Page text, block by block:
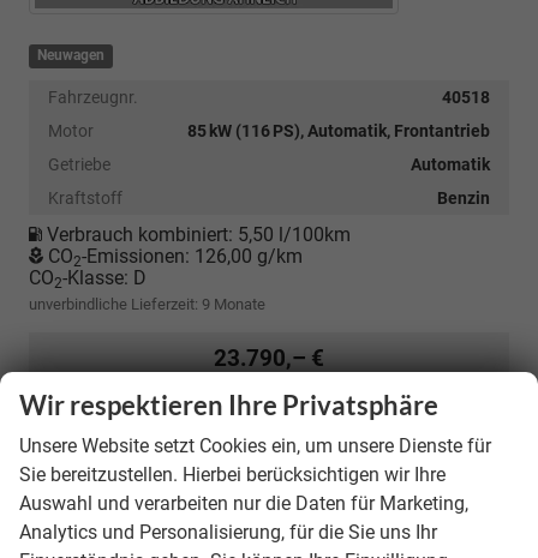
Neuwagen
Fahrzeugnr.
40518
Motor
85 kW (116 PS), Automatik, Frontantrieb
Getriebe
Automatik
Kraftstoff
Benzin
Verbrauch kombiniert: 5,50 l/100km
CO2-Emissionen: 126,00 g/km
CO2-Klasse: D
unverbindliche Lieferzeit: 9 Monate
23.790,– €
incl. 19% MwSt.
Details
Kostenloser Rückruf-Service
PDF-Datei, Fahrzeugexposé drucken
Fahrzeug parken
Wir respektieren Ihre Privatsphäre
Unsere Website setzt Cookies ein, um unsere Dienste für
Sie bereitzustellen. Hierbei berücksichtigen wir Ihre
Auswahl und verarbeiten nur die Daten für Marketing,
Analytics und Personalisierung, für die Sie uns Ihr